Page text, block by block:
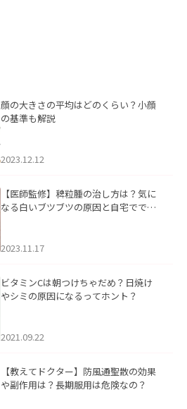
顔の大きさの平均はどのくらい？小顔
の基準も解説
2023.12.12
【医師監修】稗粒腫の治し方は？気に
なる白いブツブツの原因と自宅ででき
2023.11.17
ビタミンCは朝つけちゃだめ？日焼け
やシミの原因になるってホント？
2021.09.22
【教えてドクター】防風通聖散の効果
や副作用は？長期服用は危険なの？